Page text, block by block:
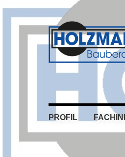
Skip
Skip
Skip
Skip
PROFIL